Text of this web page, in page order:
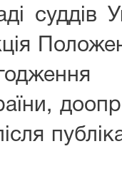
суддів